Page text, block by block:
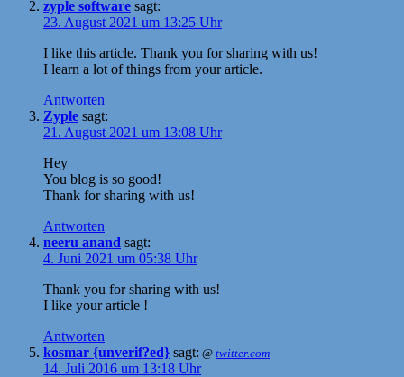
zyple software sagt:
23. August 2021 um 13:25 Uhr
I like this article. Thank you for sharing with us!
I learn a lot of things from your article.
Antworten
Zyple sagt:
21. August 2021 um 13:08 Uhr
Hey
You blog is so good!
Thank for sharing with us!
Antworten
neeru anand sagt:
4. Juni 2021 um 05:38 Uhr
Thank you for sharing with us!
I like your article !
Antworten
kosmar {unverif?ed} sagt: @ twitter.com
14. Juli 2016 um 13:18 Uhr